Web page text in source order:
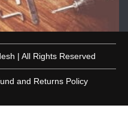
| All Rights Reserved
and Returns Policy